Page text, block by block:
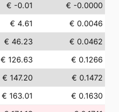
€ -0.01
€ -0.0000
€ 4.61
€ 0.0046
€ 46.23
€ 0.0462
€ 126.63
€ 0.1266
€ 147.20
€ 0.1472
€ 163.01
€ 0.1630